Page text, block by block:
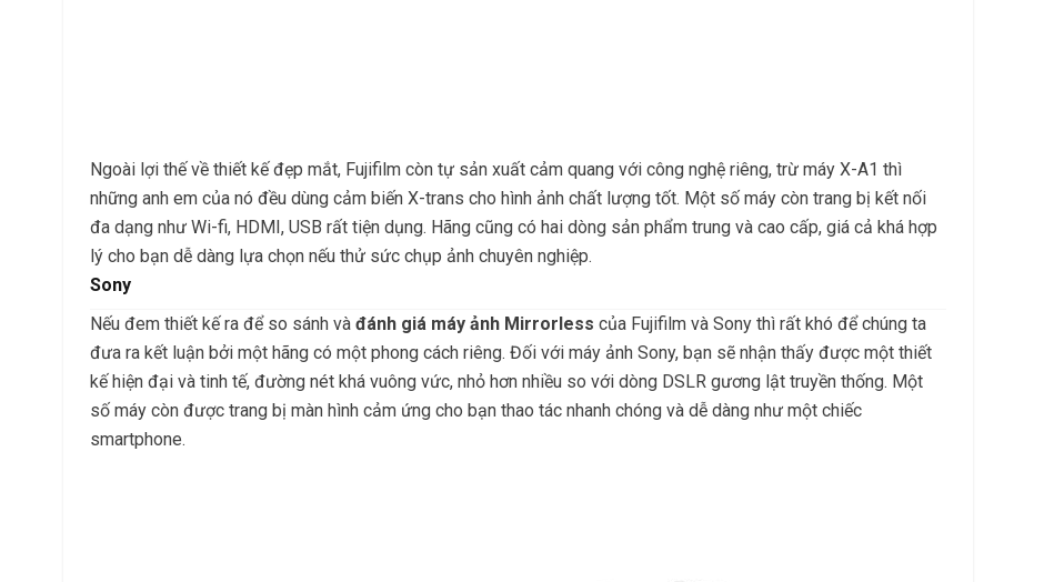
Ngoài lợi thế về thiết kế đẹp mắt, Fujifilm còn tự sản xuất cảm quang với công nghệ riêng, trừ máy X-A1 thì
những anh em của nó đều dùng cảm biến X-trans cho hình ảnh chất lượng tốt. Một số máy còn trang bị kết nối
đa dạng như Wi-fi, HDMI, USB rất tiện dụng. Hãng cũng có hai dòng sản phẩm trung và cao cấp, giá cả khá hợp
lý cho bạn dễ dàng lựa chọn nếu thử sức chụp ảnh chuyên nghiệp.
Sony
Nếu đem thiết kế ra để so sánh và đánh giá máy ảnh Mirrorless của Fujifilm và Sony thì rất khó để chúng ta
đưa ra kết luận bởi một hãng có một phong cách riêng. Đối với máy ảnh Sony, bạn sẽ nhận thấy được một thiết
kế hiện đại và tinh tế, đường nét khá vuông vức, nhỏ hơn nhiều so với dòng DSLR gương lật truyền thống. Một
số máy còn được trang bị màn hình cảm ứng cho bạn thao tác nhanh chóng và dễ dàng như một chiếc
smartphone.